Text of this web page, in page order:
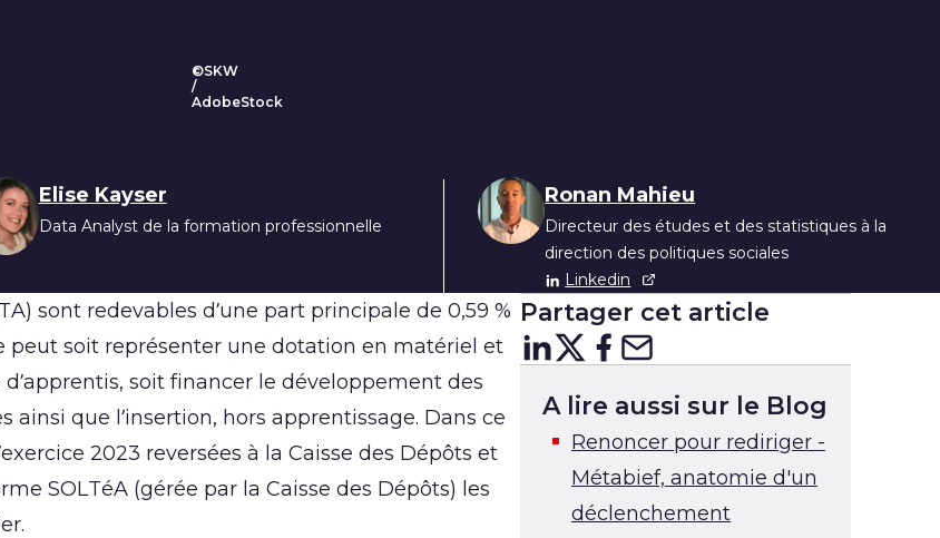
©SKW
/
AdobeStock
Elise Kayser
Data Analyst de la formation professionnelle
Ronan Mahieu
Directeur des études et des statistiques à la
direction des politiques sociales
Linkedin
sont redevables d’une part principale de 0,59 %
peut soit représenter une dotation en matériel et
soit financer le développement des
que l’insertion, hors apprentissage. Dans ce
2023 reversées à la Caisse des Dépôts et
SOLTéA (gérée par la Caisse des Dépôts) les
Partager cet article
Partager surLinkedIn
Partager surX
Partager sur
Partager sur
A lire aussi sur le Blog
Renoncer pour rediriger -
Métabief, anatomie d'un
déclenchement